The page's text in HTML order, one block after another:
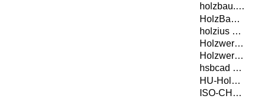
holzbau.tech GmbH
HolzBauWerk Schwarzwald GmbH
holzius GmbH
Holzwerke Pfarrkirchen GmbH
Holzwerke van Roje GmbH & Co. KG
hsbcad GmbH
HU-Holzunion GmbH
ISO-CHEMIE GMBH